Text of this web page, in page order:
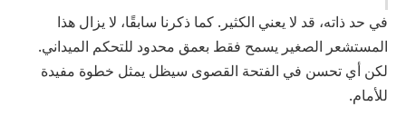
في حد ذاته، قد لا يعني الكثير. كما ذكرنا سابقًا، لا يزال هذا
المستشعر الصغير يسمح فقط بعمق محدود للتحكم الميداني.
لكن أي تحسن في الفتحة القصوى سيظل يمثل خطوة مفيدة
للأمام.